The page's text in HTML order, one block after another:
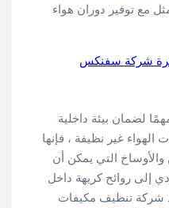
مع توفير دوران هواء
شركة سفنكس
لضمان بيئة داخلية
غير نظيفة ، فإنها
والأوساخ التي يمكن أن
إلى روائح كريهة داخل
شركة تنظيف مكيفات